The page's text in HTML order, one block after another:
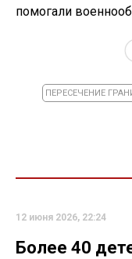
помогали
ПЕРЕСЕЧЕНИЕ
12 июня 2026, 22:24
Более 40